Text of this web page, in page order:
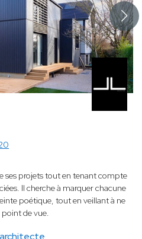
ses projets tout en tenant compte
Il cherche à marquer chacune
poétique, tout en veillant à ne
point de vue.